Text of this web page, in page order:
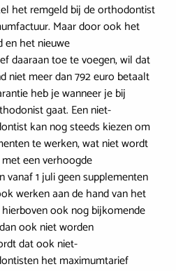
het remgeld bij de orthodontist
Maar door ook het
en het nieuwe
daaraan toe te voegen, wil dat
niet meer dan 792 euro betaalt
heb je wanneer je bij
gaat. Een niet-
kan nog steeds kiezen om
te werken, wat niet wordt
een verhoogde
1 juli geen supplementen
werken aan de hand van het
ook nog bijkomende
ook niet worden
dat ook niet-
het maximumtarief